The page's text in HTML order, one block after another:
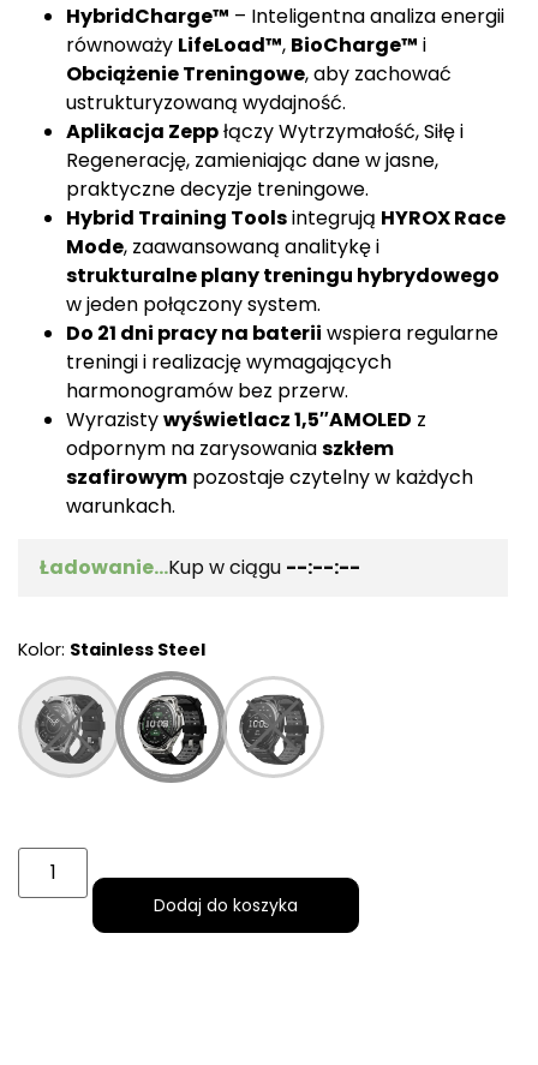
HybridCharge™ – Inteligentna analiza energii
równoważy LifeLoad™, BioCharge™ i
Obciążenie Treningowe, aby zachować
ustrukturyzowaną wydajność.
Aplikacja Zeppłączy Wytrzymałość, Siłę i
Regenerację, zamieniając dane w jasne,
praktyczne decyzje treningowe.
Hybrid Training Toolsintegrują HYROX Race
Mode, zaawansowaną analitykę i
strukturalne plany treningu hybrydowego
w jeden połączony system.
Do 21 dni pracy na baterii wspiera regularne
treningi i realizację wymagających
harmonogramów bez przerw.
Wyrazistywyświetlacz 1,5″AMOLED z
odpornym na zarysowaniaszkłem
szafirowym pozostaje czytelny w każdych
warunkach.
Ładowanie...Kup w ciągu --:--:--
Kolor: Stainless Steel
Dodaj do koszyka